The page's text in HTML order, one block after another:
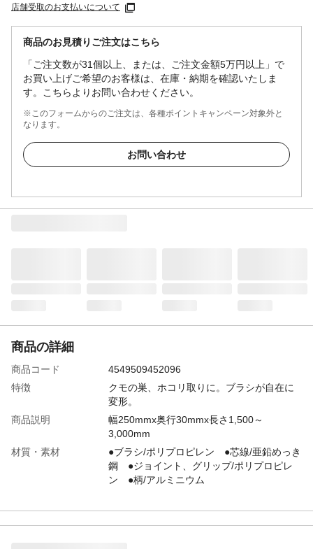
店舗受取のお支払いについて
商品のお見積りご注文はこちら
「ご注文数が31個以上、または、ご注文金額5万円以上」で
お買い上げご希望のお客様は、在庫・納期を確認いたしま
す。こちらよりお問い合わせください。
※このフォームからのご注文は、各種ポイントキャンペーン対象外と
なります。
お問い合わせ
商品の詳細
商品コード
4549509452096
特徴
クモの巣、ホコリ取りに。ブラシが自在に
変形。
商品説明
幅250mmx奥行30mmx長さ1,500～
3,000mm
材質・素材
●ブラシ/ポリプロピレン ●芯線/亜鉛めっき
鋼 ●ジョイント、グリップ/ポリプロピレ
ン ●柄/アルミニウム
い。●火や熱源のそばに置かないでくださ
い。●廃棄する際には各自治体の定める方法